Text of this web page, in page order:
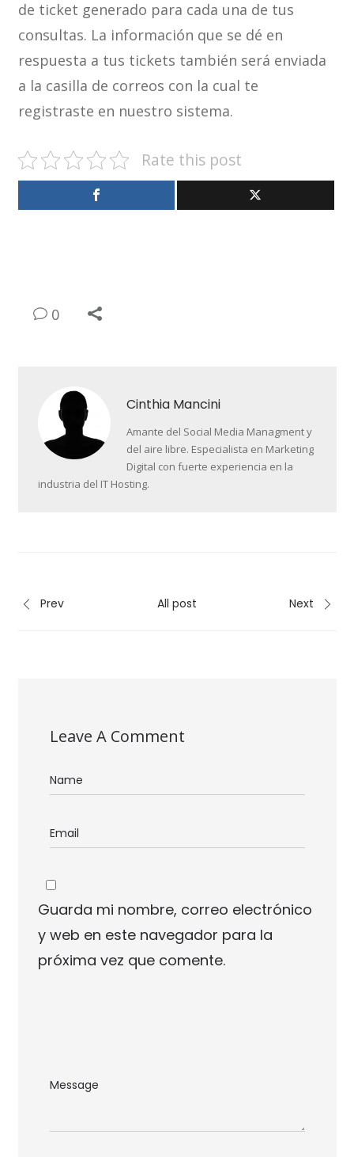
de ticket generado para cada una de tus
consultas. La información que se dé en
respuesta a tus tickets también será enviada
a la casilla de correos con la cual te
registraste en nuestro sistema.
Rate this post
0
Cinthia Mancini
Amante del Social Media Managment y
del aire libre. Especialista en Marketing
Digital con fuerte experiencia en la
industria del IT Hosting.
Prev All post Next
Leave A Comment
Guarda mi nombre, correo electrónico
y web en este navegador para la
próxima vez que comente.